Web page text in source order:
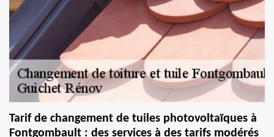
Tarif de changement de tuiles photovoltaïques à
Fontgombault : des services à des tarifs modérés